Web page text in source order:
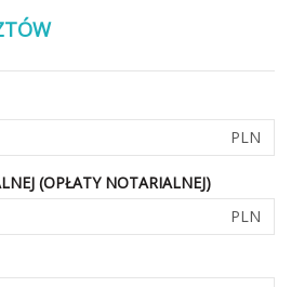
PLN
(OPŁATY NOTARIALNEJ)
PLN